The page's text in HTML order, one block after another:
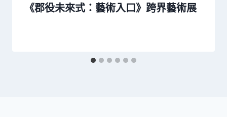
《郡役未來式：藝術入口》跨界藝術展